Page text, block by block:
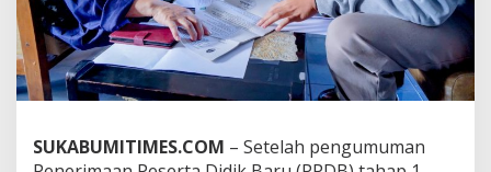
/
S
M
K
/
B
SUKABUMITIMES.COM – Setelah pengumuman